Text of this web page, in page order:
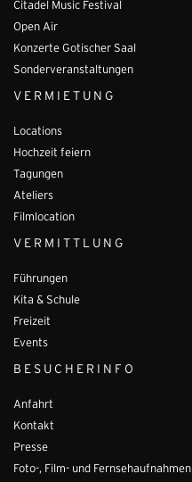
Citadel Music Festival
Open Air
Konzerte Gotischer Saal
Sonderveranstaltungen
VERMIETUNG
Locations
Hochzeit feiern
Tagungen
Ateliers
Filmlocation
VERMITTLUNG
Führungen
Kita & Schule
Freizeit
Events
BESUCHERINFO
Anfahrt
Kontakt
Presse
Foto-, Film- und Fernsehaufnahmen